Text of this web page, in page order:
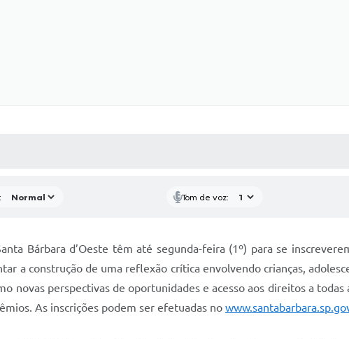
Tom de voz:
Bárbara d’Oeste têm até segunda-feira (1º) para se
a construção de uma reflexão crítica envolvendo crianças,
novas perspectivas de oportunidades e acesso aos direitos a todas
As inscrições podem ser efetuadas no